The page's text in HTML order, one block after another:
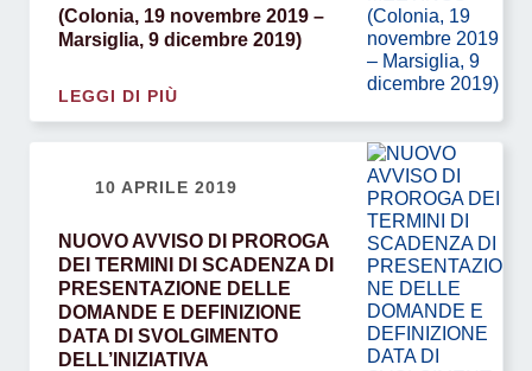
(Colonia, 19 novembre 2019 –
Marsiglia, 9 dicembre 2019)
LEGGI DI PIÙ
10 APRILE 2019
NUOVO AVVISO DI PROROGA
DEI TERMINI DI SCADENZA DI
PRESENTAZIONE DELLE
DOMANDE E DEFINIZIONE
DATA DI SVOLGIMENTO
DELL’INIZIATIVA